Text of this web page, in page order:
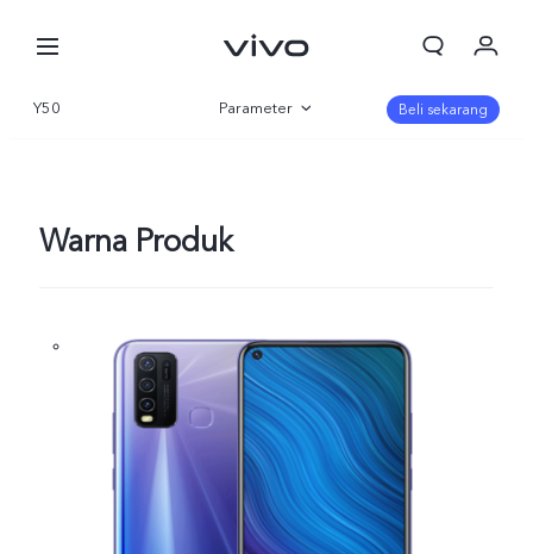
Y50 Parameter Beli sekarang
Warna Produk